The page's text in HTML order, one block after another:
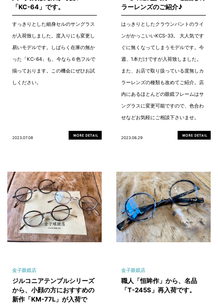
「KC-64」です。
すっきりとした細身セルのサングラス
が入荷致しました。度入りにも変更し
易いモデルです。しばらく在庫の無か
った「KC-64」も、今なら６色フルで
揃っております。この機会にぜひお試
しください。
2023.07.08
ラーレンズのご紹介♪
はっきりとしたクラウンパントのライ
ンがかっこいいKCS-33。 大人気です
ぐに無くなってしまうモデルです。今
週、1本だけですが入荷致しました。
また、お店で取り扱っている度無しカ
ラーレンズの種類も改めてご紹介。店
内にあるほとんどの眼鏡フレームはサ
ングラスに変更可能ですので、色合わ
せなどお気軽にご相談下さいませ。
2023.06.29
金子眼鏡店
ジルコニアテンプルシリーズ
から、小顔の方におすすめの
新作「KM-77L」が入荷で
金子眼鏡店
職人「恒眸作」から、名品
「T-245S」再入荷です。